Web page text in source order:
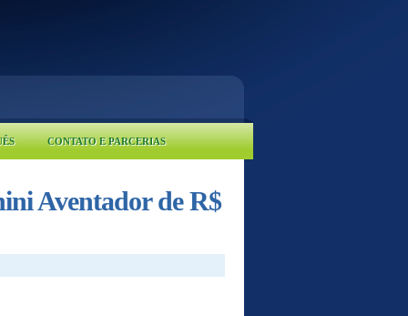
CONTATO E PARCERIAS
Aventador de R$